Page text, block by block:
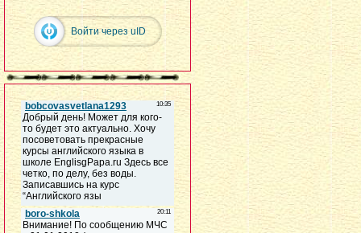
Войти через uID